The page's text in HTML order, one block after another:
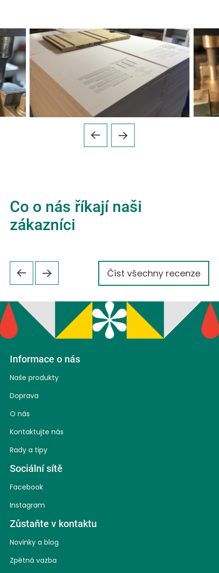
Co o nás říkají naši
zákazníci
Číst všechny recenze
Informace o nás
Naše produkty
Doprava
O nás
Kontaktujte nás
Rady a tipy
Sociální sítě
Facebook
Instagram
Zůstaňte v kontaktu
Novinky a blog
Zpětná vazba